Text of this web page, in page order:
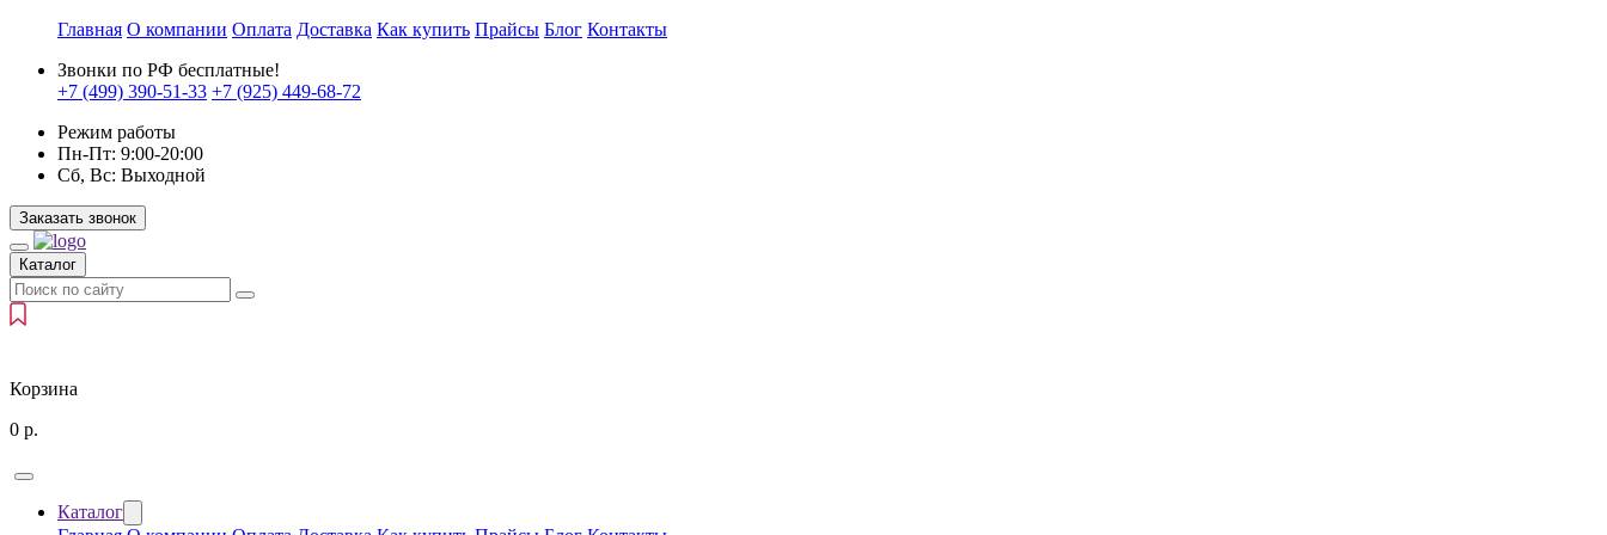
Главная О компании Оплата Доставка Как купить Прайсы Блог Контакты
Звонки по РФ бесплатные!
+7 (499) 390-51-33 +7 (925) 449-68-72
Режим работы
Пн-Пт: 9:00-20:00
Сб, Вс: Выходной
Заказать звонок
Каталог
Корзина
0 р.
Каталог